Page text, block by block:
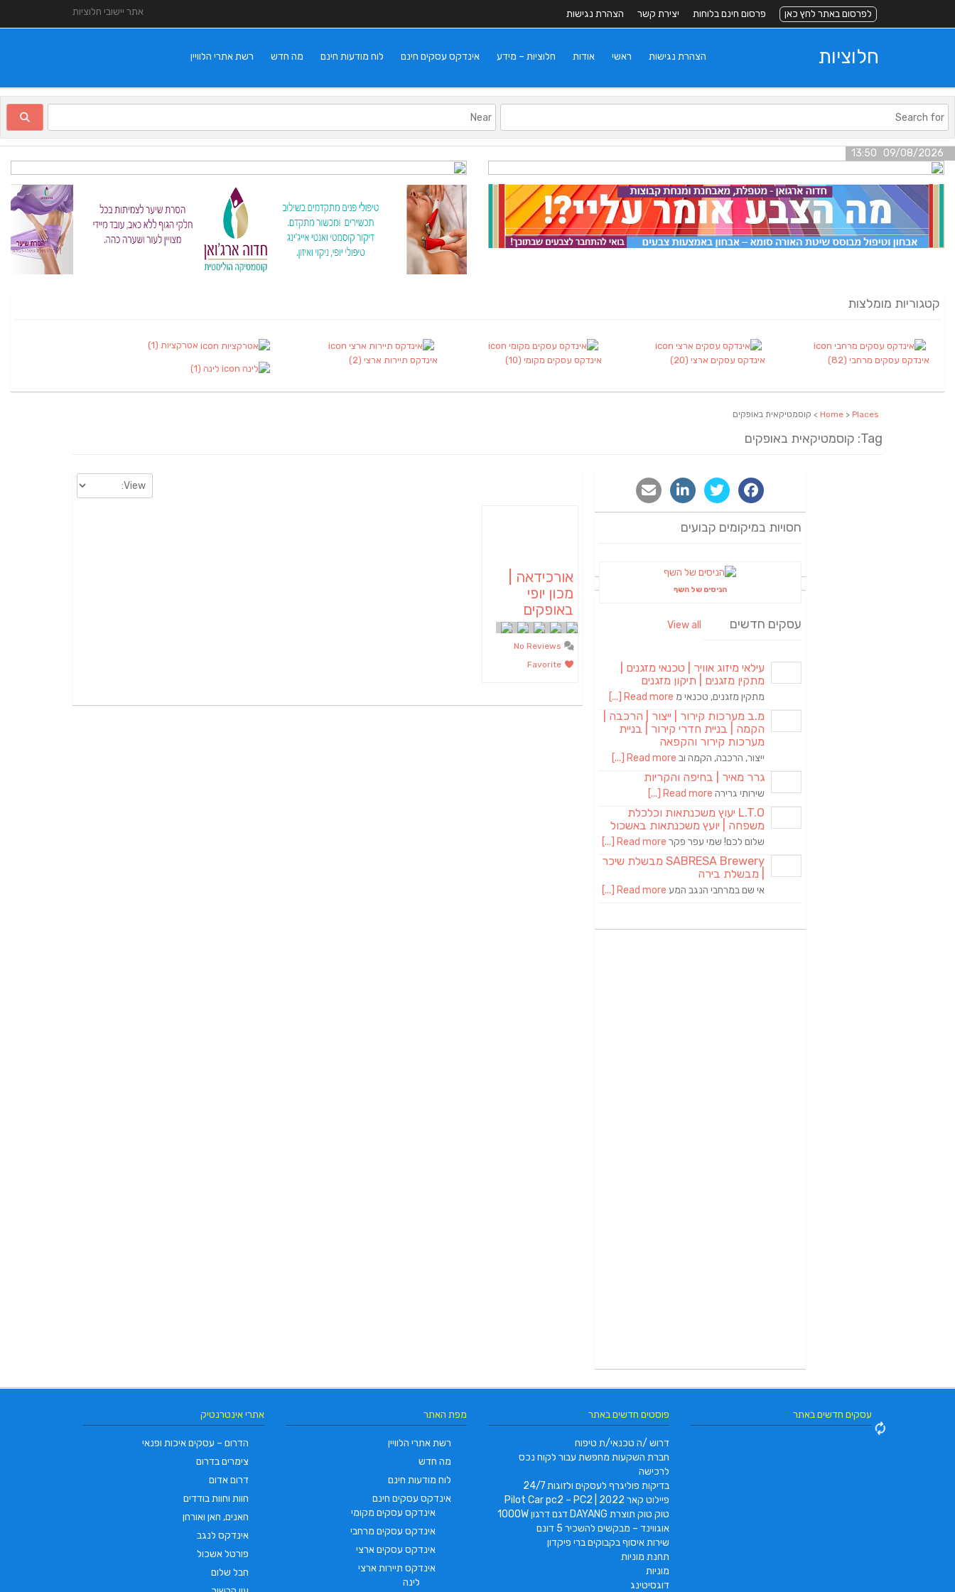
אתר יישובי חלוציות לפרסום באתר לחץ כאן פרסום חינם בלוחות יצירת קשר הצהרת נגישות
חלוציות רשת אתרי הלוויין מה חדש לוח מודעות חינם אינדקס עסקים חינם חלוציות – מידע אודות ראשי הצהרת נגישות
09/08/2026 13:50
קטגוריות מומלצות
אינדקס עסקים מרחבי (82) אינדקס עסקים ארצי (20) אינדקס עסקים מקומי (10) אינדקס תיירות ארצי (2)
אטרקציות (1)
לינה (1)
Home > Places > קוסמטיקאית באופקים
Tag: קוסמטיקאית באופקים
אורכידאה |
מכון יופי
באופקים
חסויות במיקומים קבועים
הניסים של השף
עסקים חדשים View all
עילאי מיזוג אוויר | טכנאי מזגנים |
מתקין מזגנים | תיקון מזגנים
מתקין מזגנים, טכנאי מ Read more [...]
מ.ב מערכות קירור | ייצור | הרכבה |
הקמה | בניית חדרי קירור | בניית
מערכות קירור והקפאה
ייצור, הרכבה, הקמה וב Read more [...]
גרר מאיר | בחיפה והקריות
שירותי גרירה Read more [...]
L.T.O יעוץ משכנתאות וכלכלת
משפחה | יועץ משכנתאות באשכול
שלום לכם! שמי עפר פקר Read more [...]
SABRESA Brewery מבשלת שיכר
| מבשלת בירה
אי שם במרחבי הנגב המע Read more [...]
אתרי אינטרנטיק
הדרום – עסקים איכות ופנאי
צימרים בדרום
דרום אדום
חוות וחוות בודדים
חאנים, חאן ואורחן
אינדקס לנגב
פורטל אשכול
חבל שלום
מפת האתר
רשת אתרי הלוויין
מה חדש
לוח מודעות חינם
אינדקס עסקים חינם
אינדקס עסקים מקומי
אינדקס עסקים מרחבי
אינדקס עסקים ארצי
אינדקס תיירות ארצי
לינה
פוסטים חדשים באתר
דרוש /ה טכנאי/ת טיפוח
חברת השקעות מחפשת עבור לקוח נכס
לרכישה
בדיקות פוליגרף לעסקים ולזוגות 24/7
פיילוט קאר 2022 | Pilot Car pc2 – PC2
טוק טוק תוצרת DAYANG דגם דרגון 1000W
אוגווינד – מבקשים להשכיר 5 דונם
שירות איסוף בקבוקים ברי פיקדון
תחנת מוניות
מוניות
דוגסיטינג
עסקים חדשים באתר